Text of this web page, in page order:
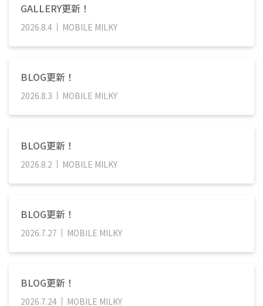
GALLERY更新！
2026.8.4 MOBILE MILKY
BLOG更新！
2026.8.3 MOBILE MILKY
BLOG更新！
2026.8.2 MOBILE MILKY
BLOG更新！
2026.7.27 MOBILE MILKY
BLOG更新！
2026.7.24 MOBILE MILKY